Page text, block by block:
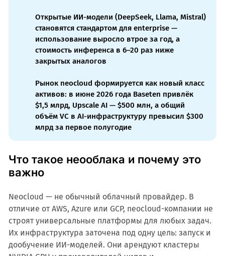
Открытые ИИ-модели (DeepSeek, Llama, Mistral)
становятся стандартом для enterprise —
использование выросло втрое за год, а
стоимость инференса в 6–20 раз ниже
закрытых аналогов
Рынок neocloud формируется как новый класс
активов: в июне 2026 года Baseten привлёк
$1,5 млрд, Upscale AI — $500 млн, а общий
объём VC в AI-инфраструктуру превысил $300
млрд за первое полугодие
Что такое неооблака и почему это
важно
Neocloud — не обычный облачный провайдер. В
отличие от AWS, Azure или GCP, neocloud-компании не
строят универсальные платформы для любых задач.
Их инфраструктура заточена под одну цель: запуск и
дообучение ИИ-моделей. Они арендуют кластеры